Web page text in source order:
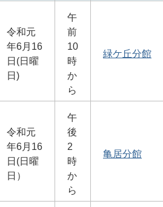
令和元
年6月16
日(日曜
日)
午
前
10
時
か
ら
緑ケ丘分館
令和元
年6月16
日(日曜
日）
午
後
2
時
か
ら
亀居分館